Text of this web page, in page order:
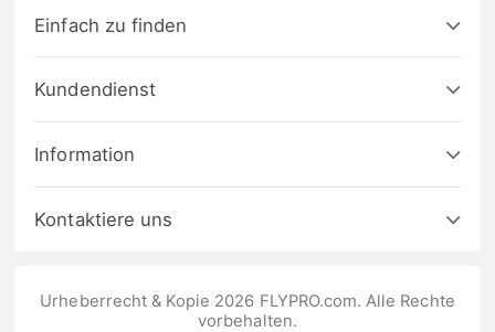
Einfach zu finden
Kundendienst
Information
Kontaktiere uns
Urheberrecht & Kopie 2026 FLYPRO.com. Alle Rechte
vorbehalten.